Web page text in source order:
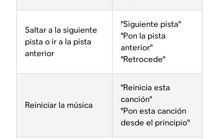
Saltar a la siguiente
pista o ir a la pista
anterior
"Siguiente pista"
"Pon la pista
anterior"
"Retrocede"
Reiniciar la música
"Reinicia esta
canción"
"Pon esta canción
desde el principio"